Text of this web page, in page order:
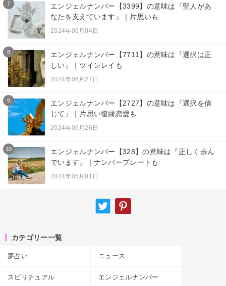
7
エンジェルナンバー【3399】の意味は『聖人があ
なたを支えています』｜片思いも
2024年06月04日
8
エンジェルナンバー【7711】の意味は『選択は正
しい』｜ツインレイも
2024年06月27日
9
エンジェルナンバー【2727】の意味は『選択を信
じて』｜片思い復縁恋愛も
2024年06月26日
10
エンジェルナンバー【328】の意味は『正しく歩ん
でいます』｜ナンバープレートも
2024年05月01日
カテゴリー一覧
夢占い ニュース
スピリチュアル エンジェルナンバー